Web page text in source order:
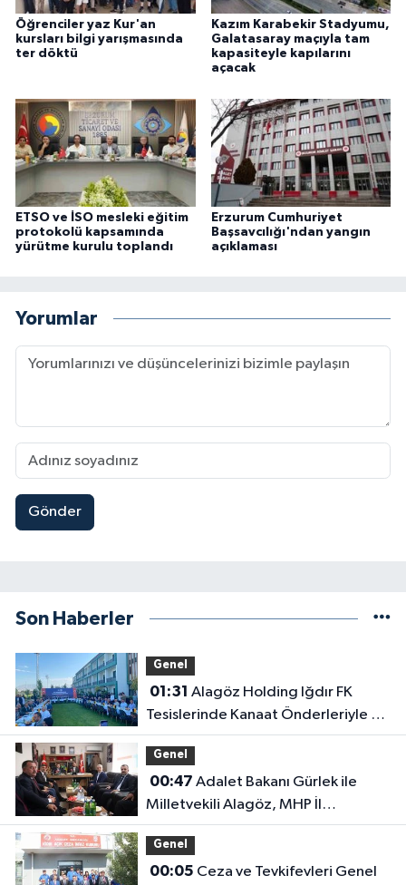
Öğrenciler yaz Kur'an
kursları bilgi yarışmasında
ter döktü
Kazım Karabekir Stadyumu,
Galatasaray maçıyla tam
kapasiteyle kapılarını
açacak
ETSO ve İSO mesleki eğitim
protokolü kapsamında
yürütme kurulu toplandı
Erzurum Cumhuriyet
Başsavcılığı'ndan yangın
açıklaması
Yorumlar
Gönder
Son Haberler
Genel
01:31
Tesislerinde Kanaat Önderleriyle Bir
Araya Geldiler
Genel
00:47
Milletvekili Alagöz, MHP İl
Başkanlığını Ziyaret Etti
Genel
00:05